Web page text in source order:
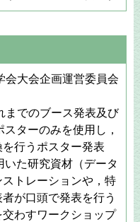
会大会企画運営委員会
でのブース発表及び
ターのみを使用し，
行うポスター発表
いた研究資材（データ
トレーションや，特
が口頭で発表を行う
わすワークショップ